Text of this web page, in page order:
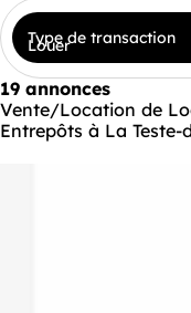
Type de transaction
Louer
19 annonces
Vente/Location de
Entrepôts à La Teste-